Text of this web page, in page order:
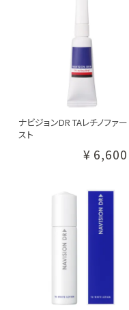
日焼け止め
メイクアップ
ボディケア
NAVISION DR
新着商品
なつこクリニックについて
ナビジョンDR TAレチノファー
スト
¥ 6,600